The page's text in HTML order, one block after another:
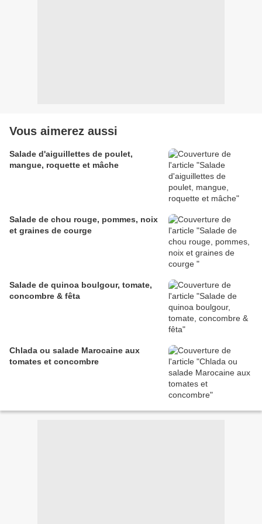
Vous aimerez aussi
Salade d'aiguillettes de poulet,
mangue, roquette et mâche
Salade de chou rouge, pommes, noix
et graines de courge
Salade de quinoa boulgour, tomate,
concombre & fêta
Chlada ou salade Marocaine aux
tomates et concombre